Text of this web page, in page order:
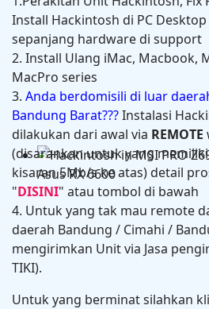
Hackintosh in HP Zbook
Install Hackintosh di PC
sepanjang hardware di support
2. Install Ulang iMac, Macbook,
MacPro series
3. Anda berdomisili di luar
Bandung Barat???Instalasi
dilakukan dari awal via REMOTE
(disarankan untuk yang
kisaran 5Mb/s ke atas) detail
"DISINI" atau tombol di bawah
4. Untuk yang tak mau remote
daerah Bandung / Cimahi /
mengirimkan Unit via Jasa
TIKI).
Untuk yang berminat silahkan